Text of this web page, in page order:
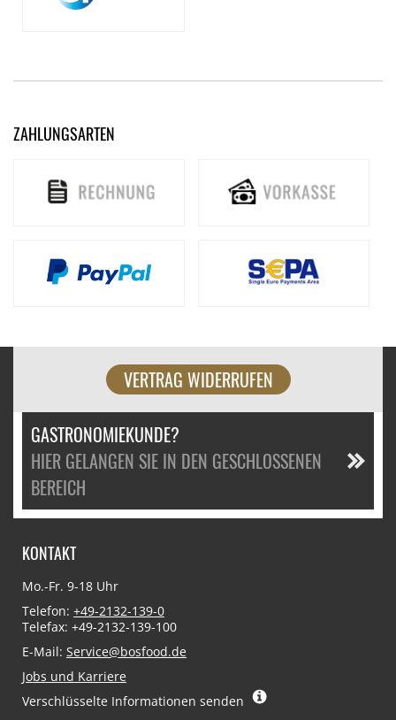
ZAHLUNGSARTEN
VERTRAG WIDERRUFEN
GASTRONOMIEKUNDE?
HIER GELANGEN SIE IN DEN GESCHLOSSENEN
BEREICH
KONTAKT
Mo.-Fr. 9-18 Uhr
Telefon: +49-2132-139-0
Telefax: +49-2132-139-100
E-Mail: Service@bosfood.de
Jobs und Karriere
Verschlüsselte Informationen senden